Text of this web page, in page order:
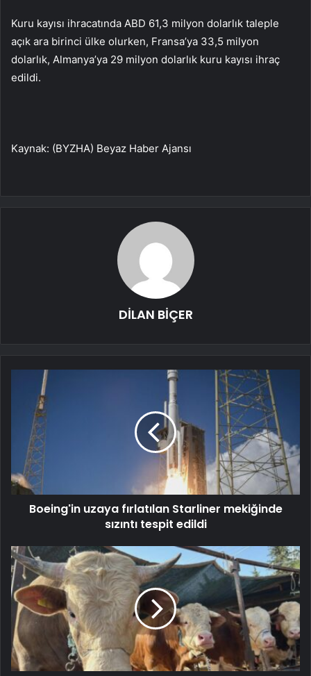
Kuru kayısı ihracatında ABD 61,3 milyon dolarlık taleple
açık ara birinci ülke olurken, Fransa’ya 33,5 milyon
dolarlık, Almanya’ya 29 milyon dolarlık kuru kayısı ihraç
edildi.
Kaynak: (BYZHA) Beyaz Haber Ajansı
DİLAN BİÇER
Boeing'in uzaya fırlatılan Starliner mekiğinde
sızıntı tespit edildi